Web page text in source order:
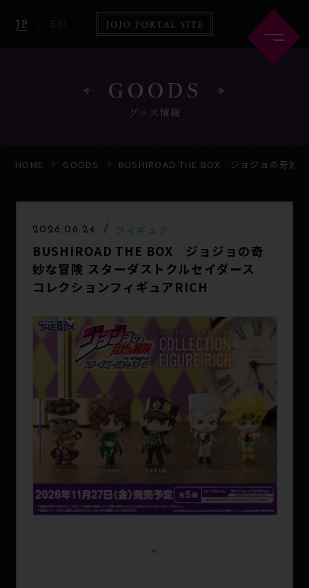
JP
HOME ABOUT
COMICS GOODS
SPECIAL
GOODS
グッズ情報
HOME GOODS BUSHIROAD THE BOX ジョジョの奇妙
2026.06.24 フィギュア
BUSHIROAD THE BOX ジョジョの奇
妙な冒険 スターダストクルセイダース
コレクションフィギュアRICH
1